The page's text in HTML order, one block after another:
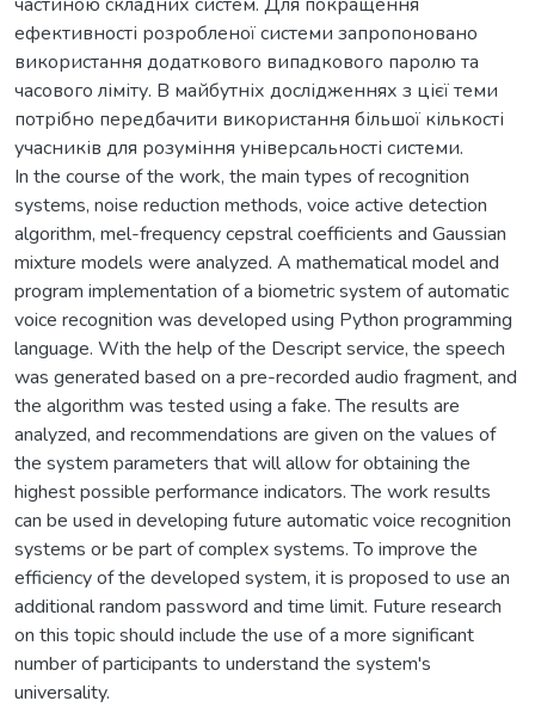
ефективності розробленої системи запропоновано
використання додаткового випадкового паролю та
часового ліміту. В майбутніх дослідженнях з цієї теми
потрібно передбачити використання більшої кількості
учасників для розуміння універсальності системи.
In the course of the work, the main types of recognition
systems, noise reduction methods, voice active detection
algorithm, mel-frequency cepstral coefficients and Gaussian
mixture models were analyzed. A mathematical model and
program implementation of a biometric system of automatic
voice recognition was developed using Python programming
language. With the help of the Descript service, the speech
was generated based on a pre-recorded audio fragment, and
the algorithm was tested using a fake. The results are
analyzed, and recommendations are given on the values of
the system parameters that will allow for obtaining the
highest possible performance indicators. The work results
can be used in developing future automatic voice recognition
systems or be part of complex systems. To improve the
efficiency of the developed system, it is proposed to use an
additional random password and time limit. Future research
on this topic should include the use of a more significant
number of participants to understand the system's
universality.